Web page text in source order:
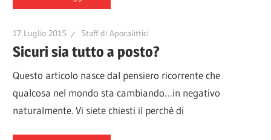
17 Luglio 2015 Staff di Apocalittici
Sicuri sia tutto a posto?
Questo articolo nasce dal pensiero ricorrente che
qualcosa nel mondo sta cambiando…in negativo
naturalmente. Vi siete chiesti il perché di